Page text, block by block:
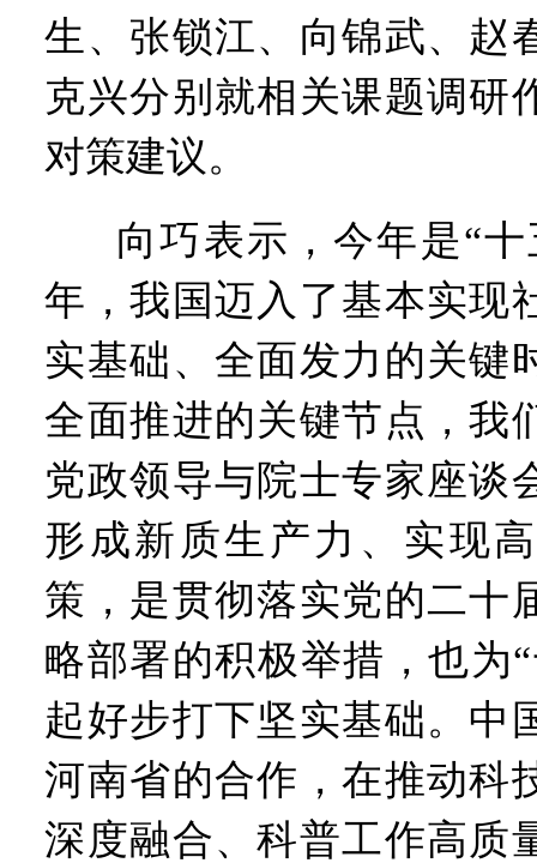
生、张锁江、向锦武、赵
克兴分别就相关课题调研
对策建议。
向巧表示，今年是“
年，我国迈入了基本实现
实基础、全面发力的关键
全面推进的关键节点，我
党政领导与院士专家座谈
形成新质生产力、实现
策，是贯彻落实党的二十
略部署的积极举措，也为
起好步打下坚实基础。中
河南省的合作，在推动科
深度融合、科普工作高质